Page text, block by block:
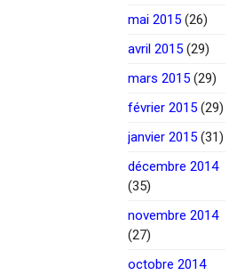
mai 2015 (26)
avril 2015 (29)
mars 2015 (29)
février 2015 (29)
janvier 2015 (31)
décembre 2014
(35)
novembre 2014
(27)
octobre 2014